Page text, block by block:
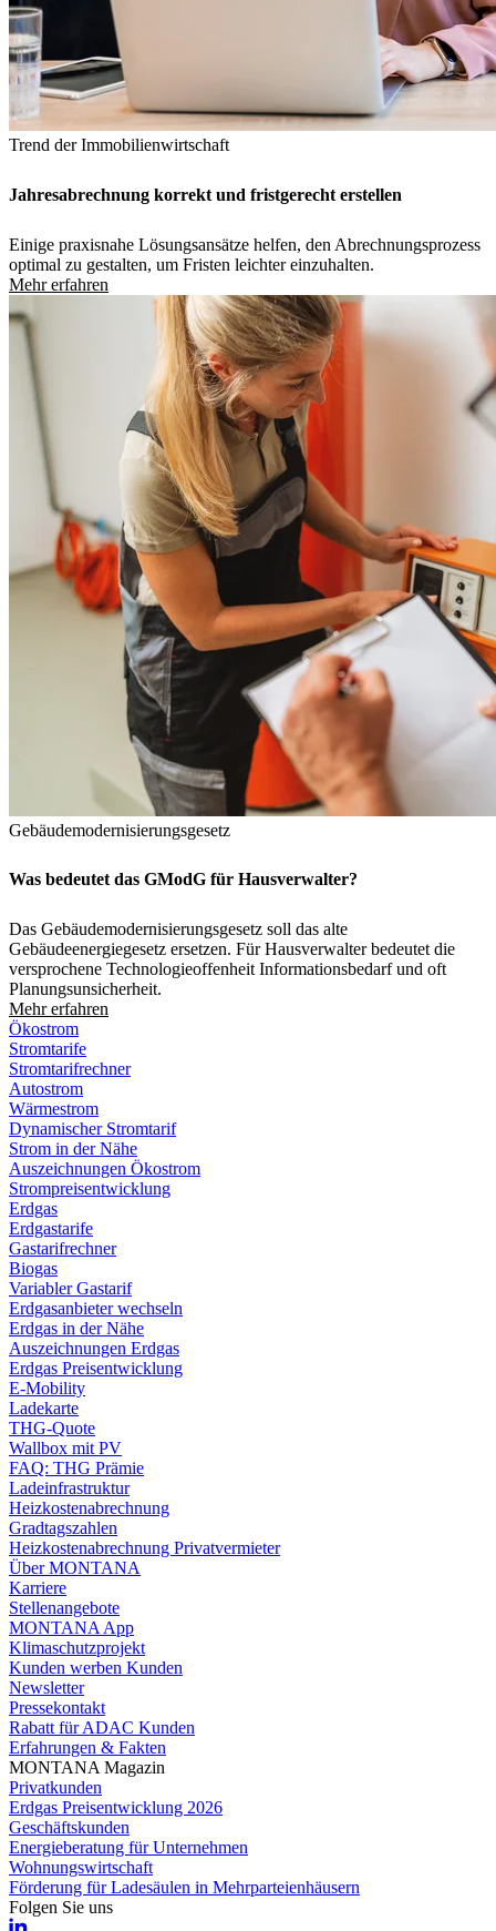
Trend der Immobilienwirtschaft
Jahresabrechnung korrekt und fristgerecht erstellen
Einige praxisnahe Lösungsansätze helfen, den Abrechnungsprozess
optimal zu gestalten, um Fristen leichter einzuhalten.
Mehr erfahren
Gebäudemodernisierungsgesetz
Was bedeutet das GModG für Hausverwalter?
Das Gebäudemodernisierungsgesetz soll das alte
Gebäudeenergiegesetz ersetzen. Für Hausverwalter bedeutet die
versprochene Technologieoffenheit Informationsbedarf und oft
Planungsunsicherheit.
Mehr erfahren
Ökostrom
Stromtarife
Stromtarifrechner
Autostrom
Wärmestrom
Dynamischer Stromtarif
Strom in der Nähe
Auszeichnungen Ökostrom
Strompreisentwicklung
Erdgas
Erdgastarife
Gastarifrechner
Biogas
Variabler Gastarif
Erdgasanbieter wechseln
Erdgas in der Nähe
Auszeichnungen Erdgas
Erdgas Preisentwicklung
E-Mobility
Ladekarte
THG-Quote
Wallbox mit PV
FAQ: THG Prämie
Ladeinfrastruktur
Heizkostenabrechnung
Gradtagszahlen
Heizkostenabrechnung Privatvermieter
Über MONTANA
Karriere
Stellenangebote
MONTANA App
Klimaschutzprojekt
Kunden werben Kunden
Newsletter
Pressekontakt
Rabatt für ADAC Kunden
Erfahrungen & Fakten
MONTANA Magazin
Privatkunden
Erdgas Preisentwicklung 2026
Geschäftskunden
Energieberatung für Unternehmen
Wohnungswirtschaft
Förderung für Ladesäulen in Mehrparteienhäusern
Folgen Sie uns